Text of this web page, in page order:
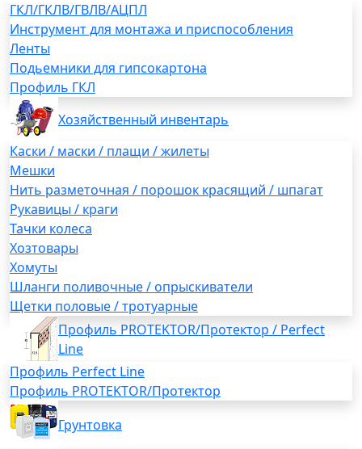
ГКЛ/ГКЛВ/ГВЛВ/АЦПЛ
Инструмент для монтажа и приспособления
Ленты
Подьемники для гипсокартона
Профиль ГКЛ
Хозяйственный инвентарь
Каски / маски / плащи / жилеты
Мешки
Нить разметочная / порошок красящий / шпагат
Рукавицы / краги
Тачки колеса
Хозтовары
Хомуты
Шланги поливочные / опрыскиватели
Щетки половые / тротуарные
Профиль PROTEKTOR/Протектор / Perfect
Line
Профиль Perfect Line
Профиль PROTEKTOR/Протектор
Грунтовка